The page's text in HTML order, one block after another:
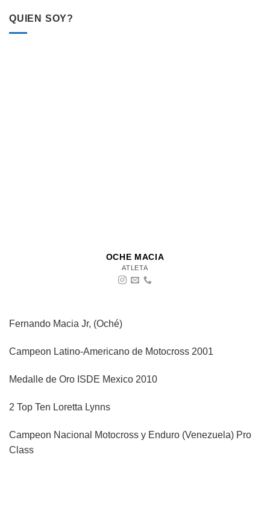
QUIEN SOY?
OCHE MACIA
ATLETA
Fernando Macia Jr, (Oché)
Campeon Latino-Americano de Motocross 2001
Medalle de Oro ISDE Mexico 2010
2 Top Ten Loretta Lynns
Campeon Nacional Motocross y Enduro (Venezuela) Pro
Class